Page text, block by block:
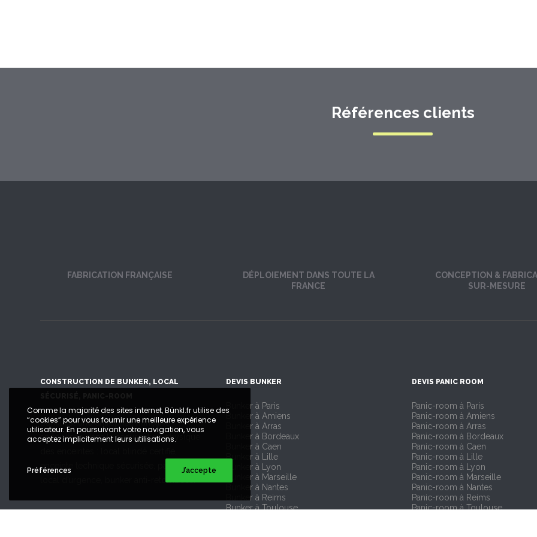
Références clients
FABRICATION FRANÇAISE
DÉPLOIEMENT DANS TOUTE LA
FRANCE
CONCEPTION &
SUR-MESURE
CONSTRUCTION DE BUNKER, LOCAL
Bünkl est une entreprise française
spécialisée dans la sécurisation physique
enceinte technique sécurisée, panic-room,
local d’urgence, bunker anti-retombées.
DEVIS BUNKER
Bunker à Paris
Bunker à Amiens
Bunker à Arras
Bunker à Bordeaux
Bunker à Caen
Bunker à Lille
Bunker à Lyon
Bunker à Marseille
Bunker à Nantes
Bunker à Reims
Bunker à Toulouse
DEVIS PANIC ROOM
Panic-room à Paris
Panic-room à Amiens
Panic-room à Arras
Panic-room à Bordeaux
Panic-room à Caen
Panic-room à Lille
Panic-room à Lyon
Panic-room à Marseille
Panic-room à Nantes
Panic-room à Reims
Panic-room à Toulouse
Comme la majorité des sites internet, Bünkl.fr utilise des
“cookies” pour vous fournir une meilleure expérience
utilisateur. En poursuivant votre navigation, vous
acceptez implicitement leurs utilisations.
Préférences J’accepte